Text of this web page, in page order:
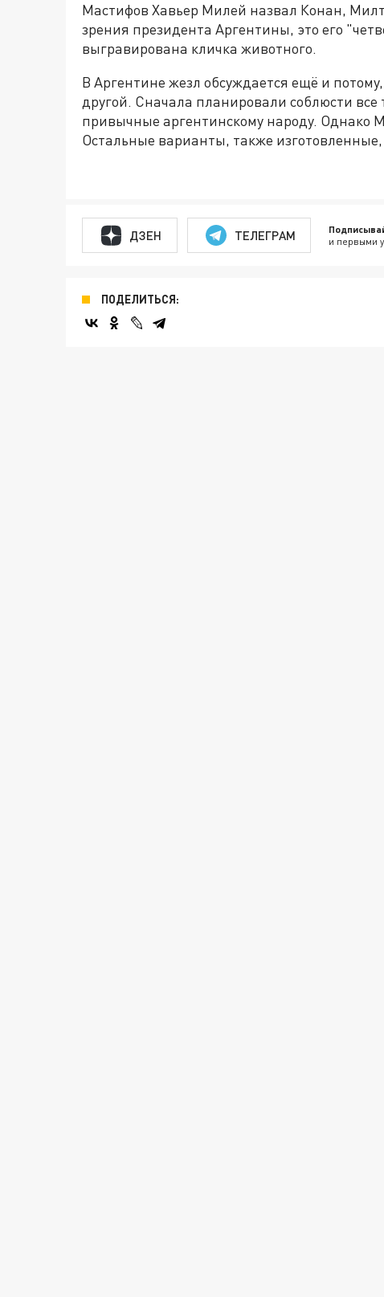
Мастифов Хавьер Милей назвал Конан,
зрения президента Аргентины, это его
выгравирована кличка животного.
В Аргентине жезл обсуждается ещё и
другой. Сначала планировали соблюсти
привычные аргентинскому народу. Однако
Остальные варианты, также изготовленные,
ДЗЕН ТЕЛЕГРАМ и первыми
ПОДЕЛИТЬСЯ: